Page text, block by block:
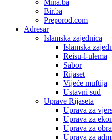
Mina.ba
Bir.ba
Preporod.com
Adresar
Islamska zajednica
Islamska
Reisu-l-ulema
Sabor
Rijaset
Vijeće muftija
Ustavni sud
Uprave Rijaseta
Uprava za
Uprava za
Uprava za
Uprava za